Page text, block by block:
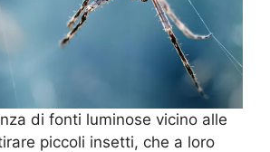
di fonti luminose vicino alle
piccoli insetti, che a loro